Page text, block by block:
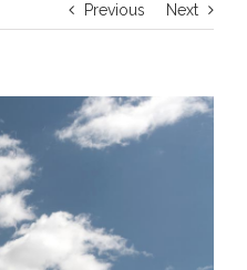
Previous Next